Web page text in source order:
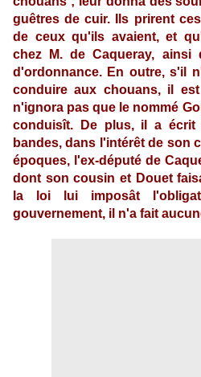
guêtres de cuir. Ils prirent
de ceux qu'ils avaient, et
chez M. de Caqueray, ainsi
d'ordonnance. En outre, s'il
conduire aux chouans, il
n'ignora pas que le nommé
conduisît. De plus, il a écrit
bandes, dans l'intérêt de son
époques, l'ex-député de
dont son cousin et Douet
la loi lui imposât
gouvernement, il n'a fait